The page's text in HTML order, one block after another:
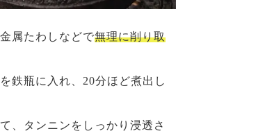
属たわしなどで無理に削り取
鉄瓶に入れ、20分ほど煮出し
、タンニンをしっかり浸透さ